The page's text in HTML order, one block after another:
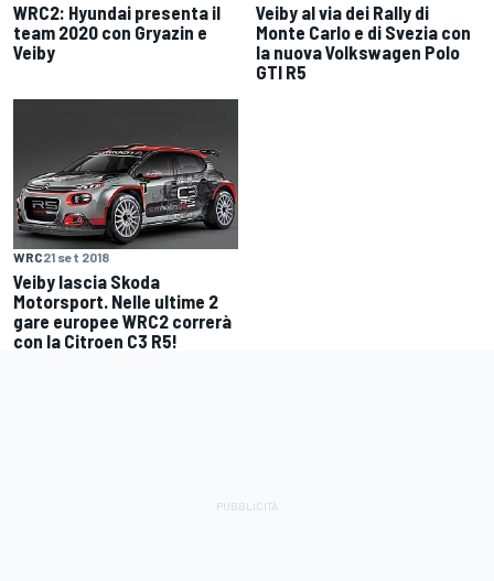
WRC2: Hyundai presenta il
team 2020 con Gryazin e
Veiby
Veiby al via dei Rally di
Monte Carlo e di Svezia con
la nuova Volkswagen Polo
GTI R5
WRC21 set 2018
Veiby lascia Skoda
Motorsport. Nelle ultime 2
gare europee WRC2 correrà
con la Citroen C3 R5!